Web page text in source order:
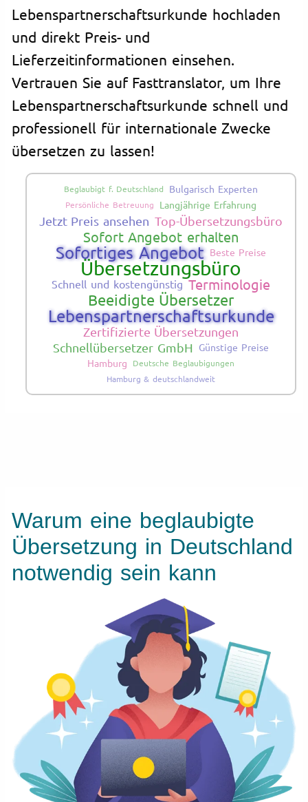
Lebenspartnerschaftsurkunde hochladen
und direkt Preis- und
Lieferzeitinformationen einsehen.
Vertrauen Sie auf Fasttranslator, um Ihre
Lebenspartnerschaftsurkunde schnell und
professionell für internationale Zwecke
übersetzen zu lassen!
Beglaubigt f. Deutschland Bulgarisch Experten
Persönliche Betreuung Langjährige Erfahrung
Jetzt Preis ansehen Top-Übersetzungsbüro
Sofort Angebot erhalten
Sofortiges Angebot Beste Preise
Übersetzungsbüro
Schnell und kostengünstig Terminologie
Beeidigte Übersetzer
Lebenspartnerschaftsurkunde
Zertifizierte Übersetzungen
Schnellübersetzer GmbH
Günstige Preise
Hamburg
Deutsche Beglaubigungen
Hamburg & deutschlandweit
Warum eine beglaubigte
Übersetzung in Deutschland
notwendig sein kann